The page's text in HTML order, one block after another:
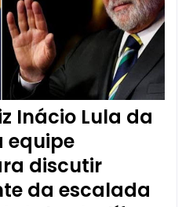
Inácio Lula da
equipe
discutir
da escalada